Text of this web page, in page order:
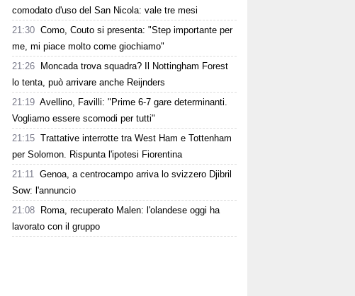
comodato d'uso del San Nicola: vale tre mesi
21:30 Como, Couto si presenta: "Step importante per
me, mi piace molto come giochiamo"
21:26
Moncada trova squadra? Il Nottingham Forest
lo tenta, può arrivare anche Reijnders
21:19 Avellino, Favilli: "Prime 6-7 gare determinanti.
Vogliamo essere scomodi per tutti"
21:15 Trattative interrotte tra West Ham e Tottenham
per Solomon. Rispunta l'ipotesi Fiorentina
21:11 Genoa, a centrocampo arriva lo svizzero Djibril
Sow: l'annuncio
21:08
Roma, recuperato Malen: l'olandese oggi ha
lavorato con il gruppo